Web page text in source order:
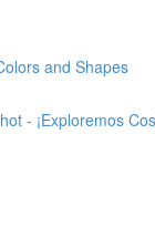
and Shapes
- ¡Exploremos